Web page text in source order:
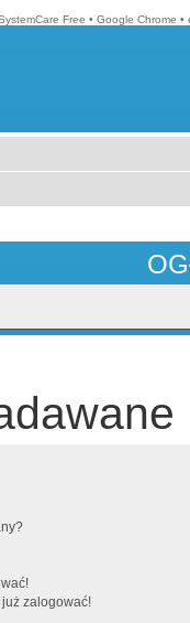
Free • Google Chrome •
zalogować!